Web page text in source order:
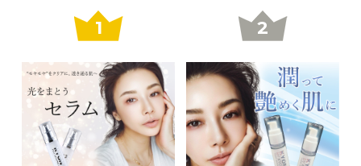
初めてのブースターセラム
2025/08/21 投稿者：ノンタン おすすめレベル：
浸透いいです。ローションも使い心地良いです
2025/08/04 投稿者：MASAKO おすすめレベル：★★★★★
無人島で何もないところへ行くのに絶対持って行きたいのがこれ!!
1 2